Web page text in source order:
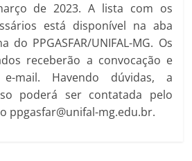
de 2023. A lista com os
está disponível na aba
do PPGASFAR/UNIFAL-MG. Os
receberão a convocação e
mail. Havendo dúvidas, a
poderá ser contatada pelo
ppgasfar@unifal-mg.edu.br.